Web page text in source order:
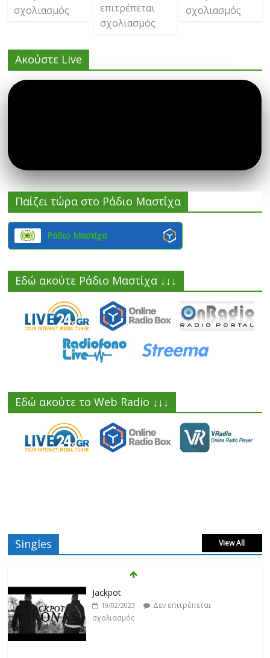
σχολιασμός
επιτρέπεται
σχολιασμός
σχολιασμός
Ακούστε Live
Παίζει τώρα στο Ράδιο Μαστίχα
Ράδιο Μαστίχα
Εδώ ακούτε Ράδιο Μαστίχα ↓↓↓
Εδώ ακούτε το Web Radio ↓↓↓
Singles View All
Βιολέτα Νταγκάλου
18/02/2023
Δεν επιτρέπεται
σχολιασμός